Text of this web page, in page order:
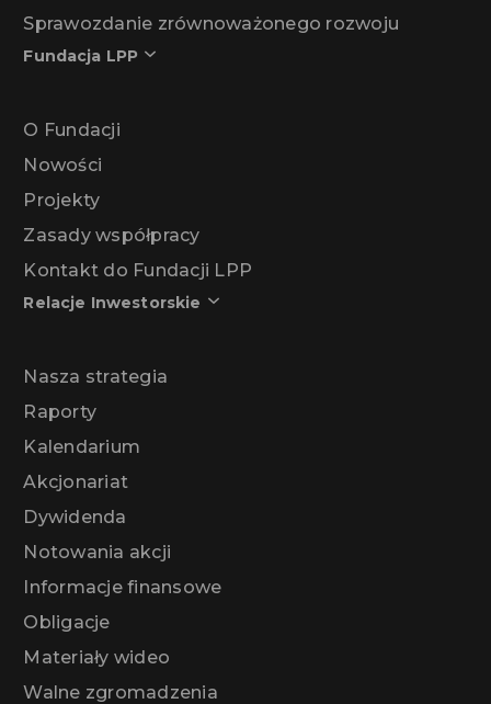
Sprawozdanie zrównoważonego rozwoju
Fundacja LPP
O Fundacji
Nowości
Projekty
Zasady współpracy
Kontakt do Fundacji LPP
Relacje Inwestorskie
Nasza strategia
Raporty
Kalendarium
Akcjonariat
Dywidenda
Notowania akcji
Informacje finansowe
Obligacje
Materiały wideo
Walne zgromadzenia